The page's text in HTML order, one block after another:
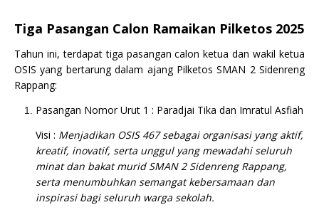
Tiga Pasangan Calon Ramaikan Pilketos 2025
Tahun ini, terdapat tiga pasangan calon ketua dan wakil ketua
OSIS yang bertarung dalam ajang Pilketos SMAN 2 Sidenreng
Rappang:
Pasangan Nomor Urut 1 : Paradjai Tika dan Imratul Asfiah
Visi : Menjadikan OSIS 467 sebagai organisasi yang aktif,
kreatif, inovatif, serta unggul yang mewadahi seluruh
minat dan bakat murid SMAN 2 Sidenreng Rappang,
serta menumbuhkan semangat kebersamaan dan
inspirasi bagi seluruh warga sekolah.